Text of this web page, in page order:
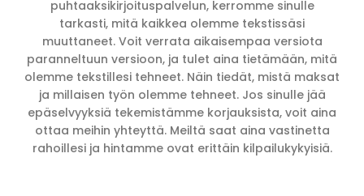
puhtaaksikirjoituspalvelun, kerromme sinulle
tarkasti, mitä kaikkea olemme tekstissäsi
muuttaneet. Voit verrata aikaisempaa versiota
paranneltuun versioon, ja tulet aina tietämään, mitä
olemme tekstillesi tehneet. Näin tiedät, mistä maksat
ja millaisen työn olemme tehneet. Jos sinulle jää
epäselvyyksiä tekemistämme korjauksista, voit aina
ottaa meihin yhteyttä. Meiltä saat aina vastinetta
rahoillesi ja hintamme ovat erittäin kilpailukykyisiä.